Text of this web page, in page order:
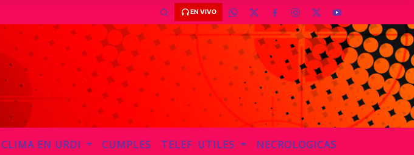
EN VIVO
CLIMA EN URDI CUMPLES TELEF. UTILES NECROLOGICAS